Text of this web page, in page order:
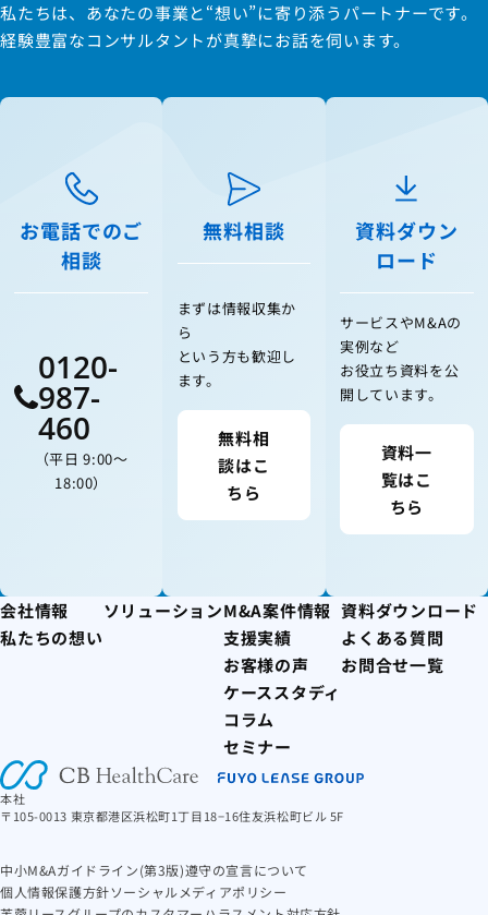
私たちは、あなたの事業と“想い”に寄り添うパートナーです。
経験豊富なコンサルタントが真摯にお話を伺います。
お電話でのご
相談
0120-
987-
460
（平日 9:00〜
18:00）
無料相談
まずは情報収集か
ら
という方も歓迎し
ます。
無料相
談はこ
ちら
資料ダウン
ロード
サービスやM&Aの
実例など
お役立ち資料を公
開しています。
資料一
覧はこ
ちら
会社情報
私たちの想い
ソリューションM&A案件情報
支援実績
お客様の声
ケーススタディ
コラム
セミナー
資料ダウンロード
よくある質問
お問合せ一覧
本社
〒105-0013 東京都港区浜松町1丁目18−16住友浜松町ビル 5F
中小M&Aガイドライン(第3版)遵守の宣言について
個人情報保護方針ソーシャルメディアポリシー